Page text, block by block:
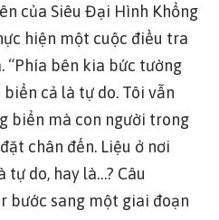
của Siêu Đại Hình Khổng
hiện một cuộc điều tra
“Phía bên kia bức tường
cả là tự do. Tôi vẫn
biển mà con người trong
chân đến. Liệu ở nơi
tự do, hay là…? Câu
bước sang một giai đoạn